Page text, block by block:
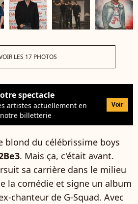
LES 17 PHOTOS
spectacle
artistes actuellement en
billetterie
Voir
blond du célébrissime boys
. Mais ça, c'était avant.
sa carrière dans le milieu
la comédie et signe un album
chanteur de G-Squad. Avec